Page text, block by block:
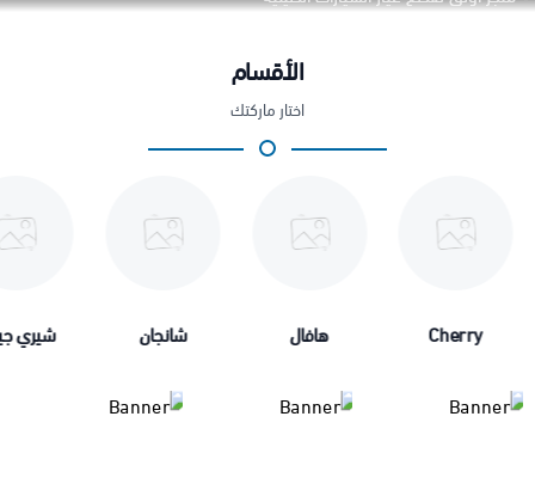
الأقسام
اختار ماركتك
Cherry هافال شانجان شيري